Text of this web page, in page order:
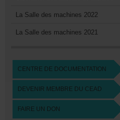
LaSalledesmachines2022
LaSalledesmachines2021
CENTREDEDOCUMENTATION
DEVENIRMEMBREDUCEAD
FAIREUNDON